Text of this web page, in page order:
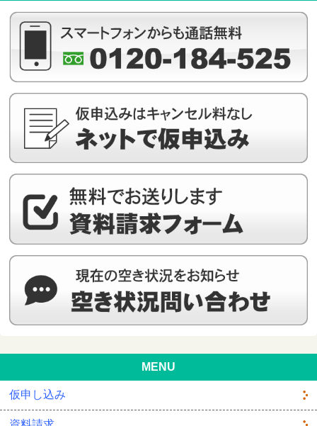
MENU
仮申し込み